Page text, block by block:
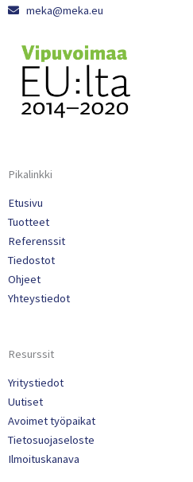
meka@meka.eu
Pikalinkki
Etusivu
Tuotteet
Referenssit
Tiedostot
Ohjeet
Yhteystiedot
Resurssit
Yritystiedot
Uutiset
Avoimet työpaikat
Tietosuojaseloste
Ilmoituskanava